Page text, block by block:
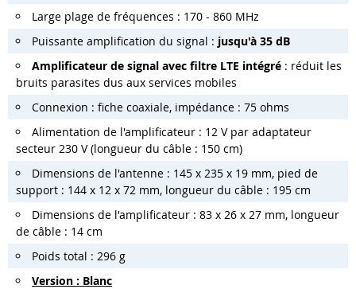
Large plage de fréquences : 170 - 860 MHz
Puissante amplification du signal : jusqu'à 35 dB
Amplificateur de signal avec filtre LTE intégré : réduit les
bruits parasites dus aux services mobiles
Connexion : fiche coaxiale, impédance : 75 ohms
Alimentation de l'amplificateur : 12 V par adaptateur
secteur 230 V (longueur du câble : 150 cm)
Dimensions de l'antenne : 145 x 235 x 19 mm, pied de
support : 144 x 12 x 72 mm, longueur du câble : 195 cm
Dimensions de l'amplificateur : 83 x 26 x 27 mm, longueur
de câble : 14 cm
Poids total : 296 g
Version : Blanc